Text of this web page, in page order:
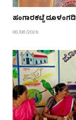
ಹಂಗಾರಕಟ್ಟೆ
08/08/2026